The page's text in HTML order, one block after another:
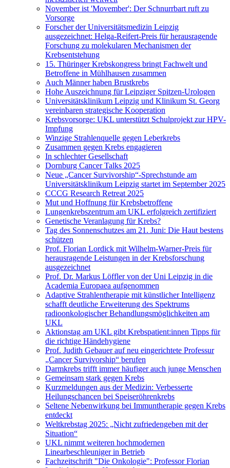
November ist 'Movember': Der Schnurrbart ruft zu
Vorsorge
Forscher der Universitätsmedizin Leipzig
ausgezeichnet: Helga-Reifert-Preis für herausragende
Forschung zu molekularen Mechanismen der
Krebsentstehung
15. Thüringer Krebskongress bringt Fachwelt und
Betroffene in Mühlhausen zusammen
Auch Männer haben Brustkrebs
Hohe Auszeichnung für Leipziger Spitzen-Urologen
Universitätsklinikum Leipzig und Klinikum St. Georg
vereinbaren strategische Kooperation
Krebsvorsorge: UKL unterstützt Schulprojekt zur HPV-
Impfung
Winzige Strahlenquelle gegen Leberkrebs
Zusammen gegen Krebs engagieren
In schlechter Gesellschaft
Dornburg Cancer Talks 2025
Neue „Cancer Survivorship“-Sprechstunde am
Universitätsklinikum Leipzig startet im September 2025
CCCG Research Retreat 2025
Mut und Hoffnung für Krebsbetroffene
Lungenkrebszentrum am UKL erfolgreich zertifiziert
Genetische Veranlagung für Krebs?
Tag des Sonnenschutzes am 21. Juni: Die Haut bestens
schützen
Prof. Florian Lordick mit Wilhelm-Warner-Preis für
herausragende Leistungen in der Krebsforschung
ausgezeichnet
Prof. Dr. Markus Löffler von der Uni Leipzig in die
Academia Europaea aufgenommen
Adaptive Strahlentherapie mit künstlicher Intelligenz
schafft deutliche Erweiterung des Spektrums
radioonkologischer Behandlungsmöglichkeiten am
UKL
Aktionstag am UKL gibt Krebspatient:innen Tipps für
die richtige Händehygiene
Prof. Judith Gebauer auf neu eingerichtete Professur
„Cancer Survivorship“ berufen
Darmkrebs trifft immer häufiger auch junge Menschen
Gemeinsam stark gegen Krebs
Kurzmeldungen aus der Medizin: Verbesserte
Heilungschancen bei Speiseröhrenkrebs
Seltene Nebenwirkung bei Immuntherapie gegen Krebs
entdeckt
Weltkrebstag 2025: „Nicht zufriedengeben mit der
Situation“
UKL nimmt weiteren hochmodernen
Linearbeschleuniger in Betrieb
Fachzeitschrift "Die Onkologie": Professor Florian